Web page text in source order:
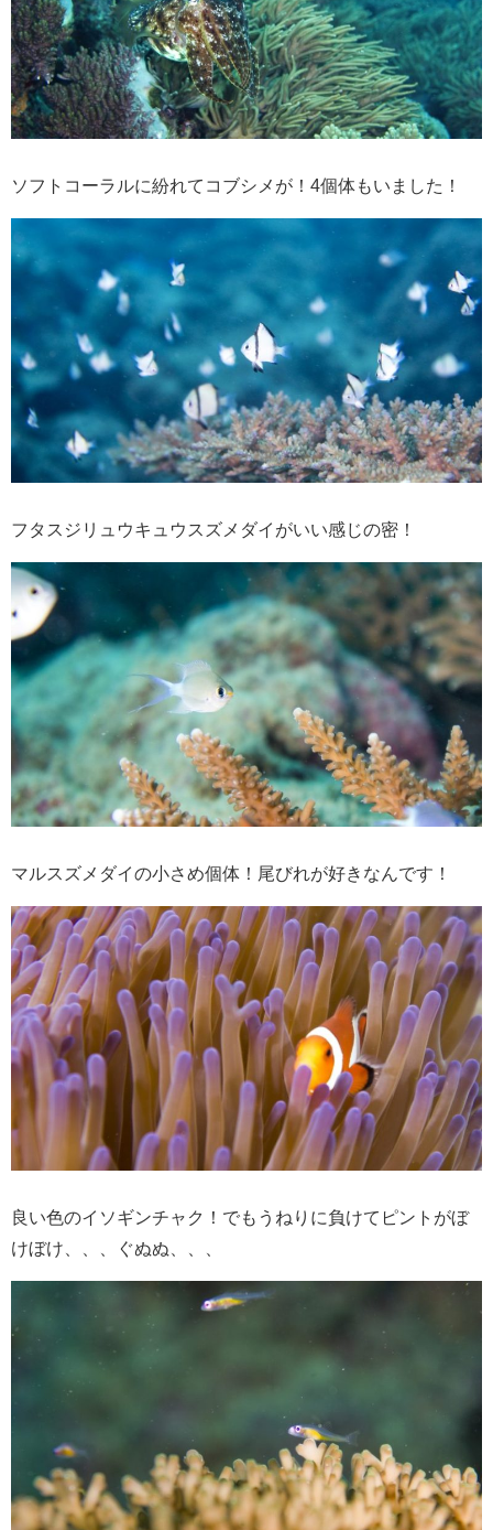
ソフトコーラルに紛れてコブシメが！4個体もいました！
フタスジリュウキュウスズメダイがいい感じの密！
マルスズメダイの小さめ個体！尾びれが好きなんです！
良い色のイソギンチャク！でもうねりに負けてピントがぼ
けぼけ、、、ぐぬぬ、、、